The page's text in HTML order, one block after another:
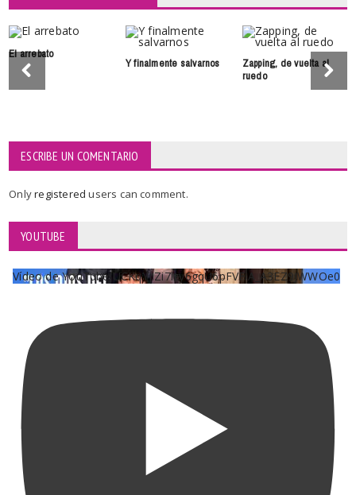
El arrebato
Y finalmente salvarnos Zapping, de vuelta al
ruedo
ESCRIBE UN COMENTARIO
Onlyregisteredusers can comment.
YOUTUBE
Vídeo de YouTube UCKqYjiZi7lzy6gqU6pFVFiA_A3EZ9JWWOe0